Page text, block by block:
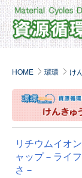
HOME 環環 け
リチウムイオ
ャップ－ライ
さ－